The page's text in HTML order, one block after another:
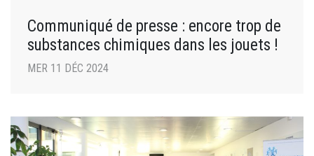
Communiqué de presse : encore trop de
substances chimiques dans les jouets !
MER 11 DÉC 2024